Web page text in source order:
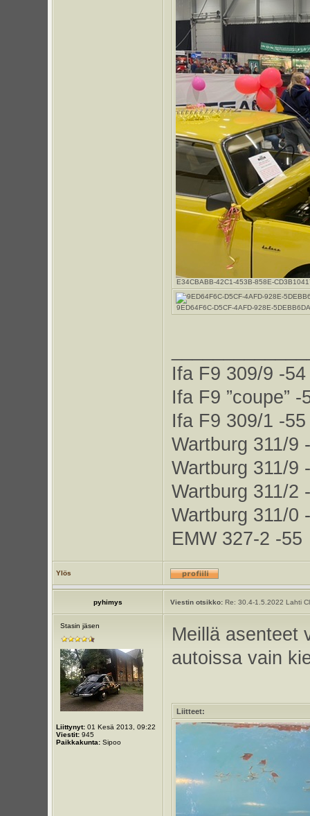
E34CBABB-42C1-453B-858E-
9ED64F6C-D5CF-4AFD-928E-
Ifa F9 309/9 -54
Ifa F9 ”coupe” -
Ifa F9 309/1 -55
Wartburg 311/9
Wartburg 311/9
Wartburg 311/2
Wartburg 311/0
EMW 327-2 -55
Ylös
pyhimys Viestin otsikko:Re: 30.4-1.5.2022 Lahti
Stasin jäsen
Liittynyt:01 Kesä 2013, 09:22
Viestit:945
Paikkakunta:Sipoo
Meillä asenteet
autoissa vain
Liitteet: